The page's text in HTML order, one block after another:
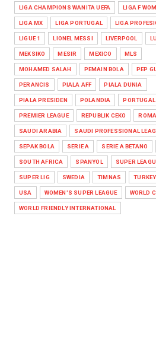
LIGA CHAMPIONS WANITA UEFA LIGA F
LIGA MX LIGA PORTUGAL LIGA
LIGUE 1 LIONEL MESSI LIVERPOOL
MEKSIKO MESIR MEXICO MLS
MOHAMED SALAH PEMAIN BOLA PEP
PERANCIS PIALA AFF PIALA DUNIA
PIALA PRESIDEN POLANDIA PORTUGAL
PREMIER LEAGUE REPUBLIK CEKO
SAUDI ARABIA SAUDI PROFESSIONAL
SEPAK BOLA SERIE A SERIE A BETANO
SOUTH AFRICA SPANYOL SUPER
SUPER LIG SWEDIA TIMNAS TURKEY
USA WOMEN'S SUPER LEAGUE WORLD
WORLD FRIENDLY INTERNATIONAL